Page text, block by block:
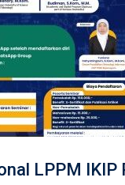
LPPM IKIP